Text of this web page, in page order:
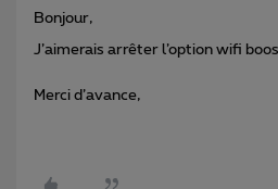
Bonjour,
J’aimerais arrêter l’option wifi
Merci d’avance,